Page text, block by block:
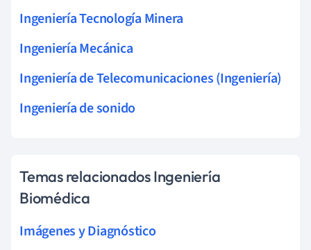
Ingeniería Tecnología Minera
Ingeniería Mecánica
Ingeniería de Telecomunicaciones (Ingeniería)
Ingeniería de sonido
Temas relacionados Ingeniería
Biomédica
Imágenes y Diagnóstico